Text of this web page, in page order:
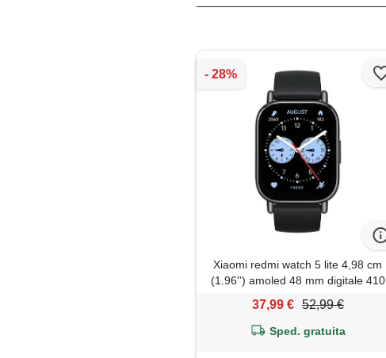
Xiaomi redmi watch 5 lite 4,98 cm
(1.96'') amoled 48 mm digitale 410
x 502 pixel touch screen nero gps
(satellitare)
37,99 € 52,99 €
Sped. gratuita